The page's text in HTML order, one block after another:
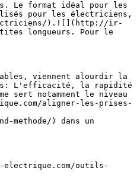
Le format idéal pour les
pour les électriciens,
electriciens/).![](http://ir-
longueurs. Pour le
viennent alourdir la
L'efficacité, la rapidité
sert notamment le niveau
aligner-les-prises-
) dans un
electrique.com/outils-